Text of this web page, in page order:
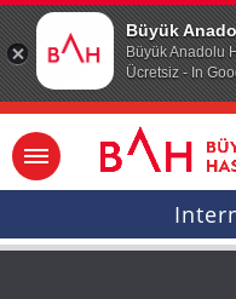
Büyük
Büyük Anadolu
Ücretsiz - In
Ana icerige atla